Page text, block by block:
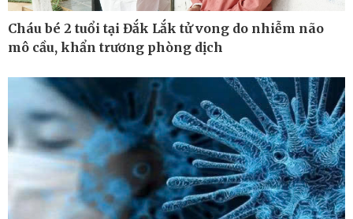
Thế giới
Multimedia
Cháu bé 2 tuổi tại Đắk Lắk tử vong do nhiễm não
mô cầu, khẩn trương phòng dịch